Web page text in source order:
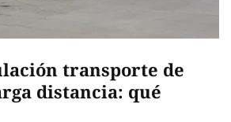
transporte de
distancia: qué